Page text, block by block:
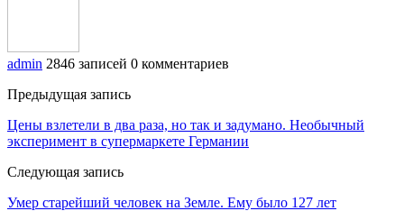
admin 2846 записей 0 комментариев
Предыдущая запись
Цены взлетели в два раза, но так и задумано. Необычный
эксперимент в супермаркете Германии
Следующая запись
Умер старейший человек на Земле. Ему было 127 лет